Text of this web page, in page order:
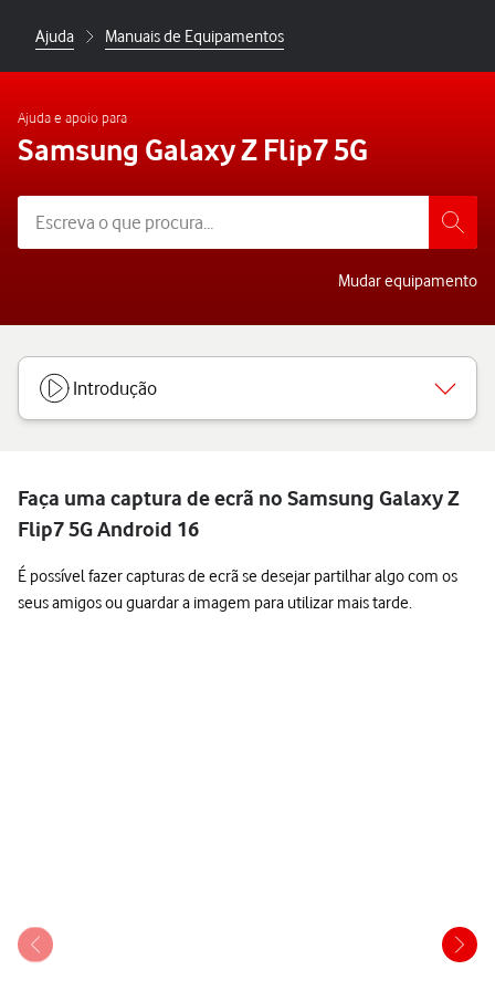
Ajuda Manuais de Equipamentos
Ajuda e apoio para
Samsung Galaxy Z Flip7 5G
Mudar equipamento
Introdução
Faça uma captura de ecrã no Samsung Galaxy Z
Flip7 5G Android 16
É possível fazer capturas de ecrã se desejar partilhar algo com os
seus amigos ou guardar a imagem para utilizar mais tarde.